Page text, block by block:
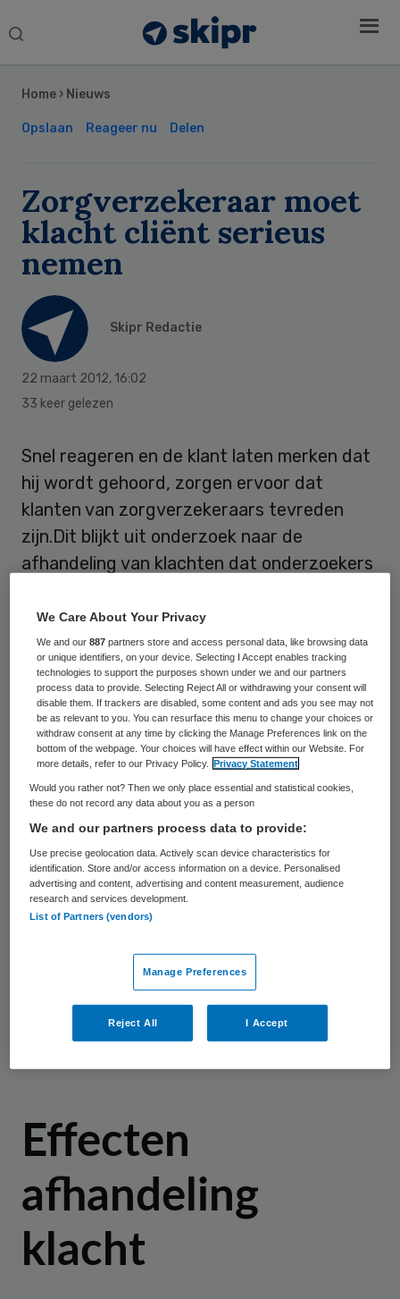
Search
Home › Nieuws
Opslaan Reageer nu Delen
Zorgverzekeraar moet
klacht cliënt serieus
nemen
Skipr Redactie
22 maart 2012, 16:02
33 keer gelezen
Snel reageren en de klant laten merken dat
hij wordt gehoord, zorgen ervoor dat
klanten van zorgverzekeraars tevreden
zijn.Dit blijkt uit onderzoek naar de
afhandeling van klachten dat onderzoekers
publiceren in BMC Health Services
Research.
Zorgverzekeraars die willen dat hun klanten
tevreden zijn, kunnen er beter voor zorgen
dat ze hun klanten laten zien dat ze
worden gehoord. Voor de algemene
tevredenheid met het bedrijf heeft het
weinig effect louter de uitkomst van de
klachtafhandeling te verbeteren. “Ze
moeten klanten vriendelijk te woord staan
en snel reageren. Zorgverzekeraars lijken
werven en zetten minder in op
klantenbinding”, zegt NIVEL-onderzoeker
Sonja Wendel. “Tevreden klanten blijven bij
hun zorgverzekeraar.”
Effecten
afhandeling
klacht
Sidebar
We Care About Your Privacy
We and our887 partners store and access personal data, like browsing data
or unique identifiers, on your device. Selecting I Accept enables tracking
technologies to support the purposes shown under we and our partners
process data to provide. Selecting Reject All or withdrawing your consent will
disable them. If trackers are disabled, some content and ads you see may not
be as relevant to you. You can resurface this menu to change your choices or
withdraw consent at any time by clicking the Manage Preferences link on the
bottom of the webpage. Your choices will have effect within our Website. For
more details, refer to our Privacy Policy.
Privacy Statement
Would you rather not? Then we only place essential and statistical cookies,
these do not record any data about you as a person
We and our partners process data to provide:
Use precise geolocation data. Actively scan device characteristics for
identification. Store and/or access information on a device. Personalised
advertising and content, advertising and content measurement, audience
research and services development.
List of Partners (vendors)
Manage Preferences
Reject All I Accept